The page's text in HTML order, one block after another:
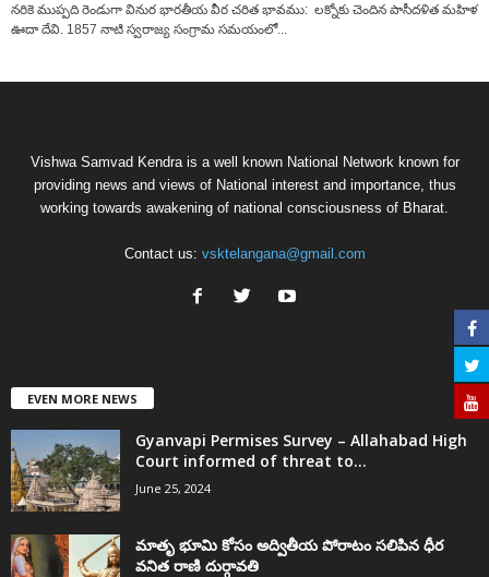
నరికె ముప్పది రెండుగా వినుర భారతీయ వీర చరిత భావము: లక్నోకు చెందిన పాసీదళిత మహిళ
ఊదా దేవి. 1857 నాటి స్వరాజ్య సంగ్రామ సమయంలో...
Vishwa Samvad Kendra is a well known National Network known for
providing news and views of National interest and importance, thus
working towards awakening of national consciousness of Bharat.
Contact us: vsktelangana@gmail.com
EVEN MORE NEWS
Gyanvapi Permises Survey – Allahabad High
Court informed of threat to...
June 25, 2024
మాతృ భూమి కోసం అద్వితీయ పోరాటం సలిపిన ధీర
వనిత రాణి దుర్గావతి